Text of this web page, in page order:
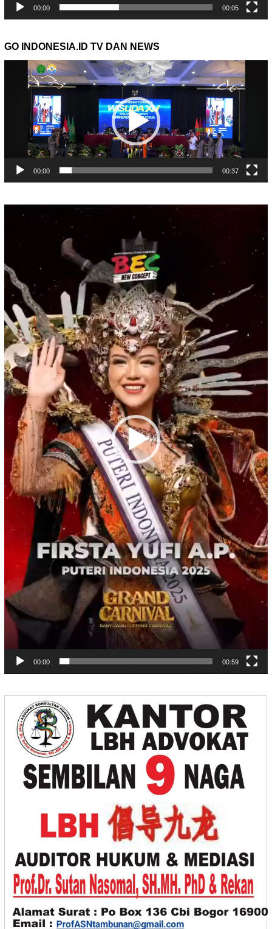
00:00 00:05
GO INDONESIA.ID TV DAN NEWS
Pemutar
00:00 00:37
00:00 00:59